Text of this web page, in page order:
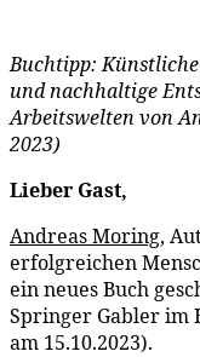
Buchtipp:
und nachhaltige
Arbeitswelten von
2023)
Lieber Gast,
Andreas Moring,
erfolgreichen
ein neues Buch
Springer Gabler im
am 15.10.2023).